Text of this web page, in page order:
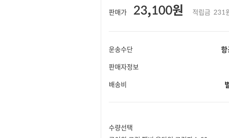
판매가 23,100원 적립금 231
운송수단
판매자정보
배송비
수량선택